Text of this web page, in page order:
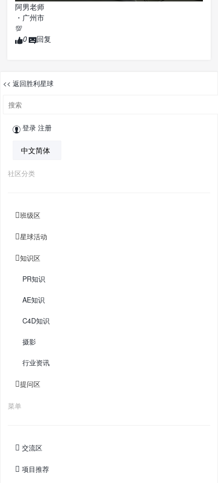
阿男老师
・ 广州市
💯
0
回复
<< 返回胜利星球
登录 注册
社区分类
班级区
星球活动
知识区
PR知识
AE知识
C4D知识
摄影
行业资讯
提问区
菜单
交流区
项目推荐